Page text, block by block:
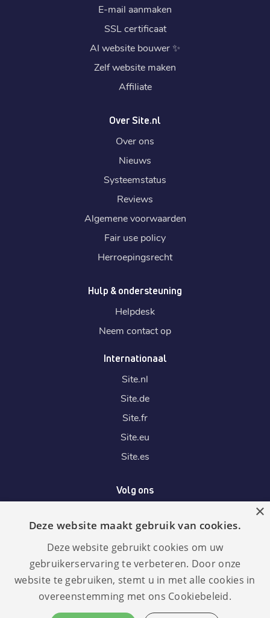
E-mail aanmaken
SSL certificaat
AI website bouwer✨
Zelf website maken
Affiliate
Over Site.nl
Over ons
Nieuws
Systeemstatus
Reviews
Algemene voorwaarden
Fair use policy
Herroepingsrecht
Hulp & ondersteuning
Helpdesk
Neem contact op
Internationaal
Site.nl
Site.de
Site.fr
Site.eu
Site.es
Volg ons
Wij accepteren
×
Deze website maakt gebruik van cookies.
Deze website gebruikt cookies om uw
gebruikerservaring te verbeteren. Door onze
website te gebruiken, stemt u in met alle cookies in
overeenstemming met ons Cookiebeleid.